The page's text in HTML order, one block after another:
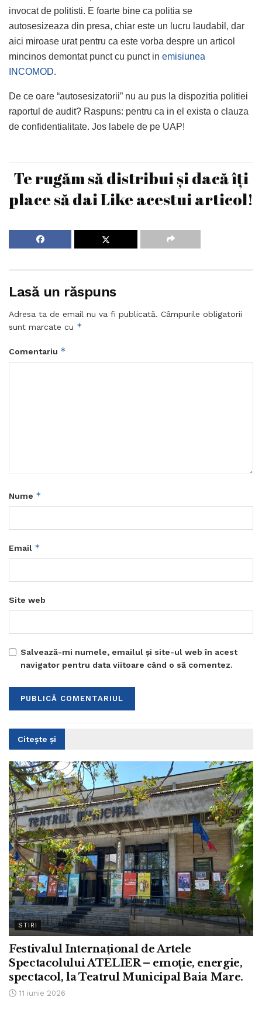
invocat de politisti. E foarte bine ca politia se
autosesizeaza din presa, chiar este un lucru laudabil, dar
aici miroase urat pentru ca este vorba despre un articol
mincinos demontat punct cu punct in emisiunea
INCOMOD.
De ce oare “autosesizatorii” nu au pus la dispozitia politiei
raportul de audit? Raspuns: pentru ca in el exista o clauza
de confidentialitate. Jos labele de pe UAP!
Te rugăm să distribui și dacă îți
place să dai Like acestui articol!
Lasă un răspuns
Adresa ta de email nu va fi publicată. Câmpurile obligatorii
sunt marcate cu *
Comentariu *
Nume *
Email *
Site web
Salvează-mi numele, emailul și site-ul web în acest
navigator pentru data viitoare când o să comentez.
Citește și
STIRI
Festivalul Internațional de Artele
Spectacolului ATELIER – emoție, energie,
spectacol, la Teatrul Municipal Baia Mare.
11 iunie 2026